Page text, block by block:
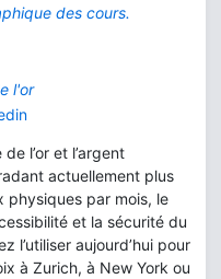
des cours.
l'or
l’or et l’argent
actuellement plus
physiques par mois, le
et la sécurité du
l’utiliser aujourd’hui pour
à Zurich, à New York ou